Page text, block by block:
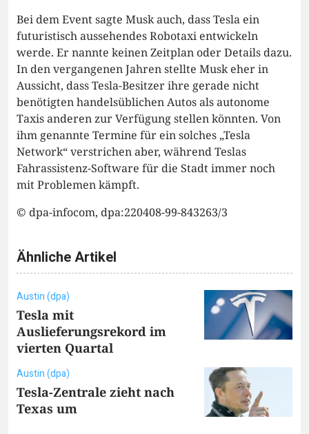
Bei dem Event sagte Musk auch, dass Tesla ein
futuristisch aussehendes Robotaxi entwickeln
werde. Er nannte keinen Zeitplan oder Details dazu.
In den vergangenen Jahren stellte Musk eher in
Aussicht, dass Tesla-Besitzer ihre gerade nicht
benötigten handelsüblichen Autos als autonome
Taxis anderen zur Verfügung stellen könnten. Von
ihm genannte Termine für ein solches „Tesla
Network“ verstrichen aber, während Teslas
Fahrassistenz-Software für die Stadt immer noch
mit Problemen kämpft.
© dpa-infocom, dpa:220408-99-843263/3
Ähnliche Artikel
Austin (dpa)
Tesla mit
Auslieferungsrekord im
vierten Quartal
Austin (dpa)
Tesla-Zentrale zieht nach
Texas um